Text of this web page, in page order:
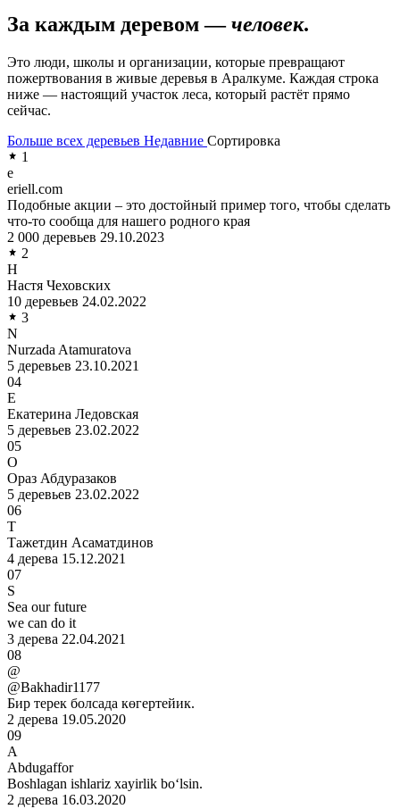
За каждым деревом —человек.
Это люди, школы и организации, которые превращают
пожертвования в живые деревья в Аралкуме. Каждая строка
ниже — настоящий участок леса, который растёт прямо
сейчас.
Больше всех деревьев Недавние Сортировка
1
e
eriell.com
Подобные акции – это достойный пример того, чтобы сделать
что-то сообща для нашего родного края
2 000 деревьев 29.10.2023
2
Н
Настя Чеховских
10 деревьев 24.02.2022
3
N
Nurzada Atamuratova
5 деревьев 23.10.2021
04
Е
Екатерина Ледовская
5 деревьев 23.02.2022
05
О
Ораз Абдуразаков
5 деревьев 23.02.2022
06
Т
Тажетдин Асаматдинов
4 дерева 15.12.2021
07
S
Sea our future
we can do it
3 дерева 22.04.2021
08
@
@Bakhadir1177
Бир терек болсада көгертейик.
2 дерева 19.05.2020
09
A
Abdugaffor
Boshlagan ishlariz xayirlik boʻlsin.
2 дерева 16.03.2020